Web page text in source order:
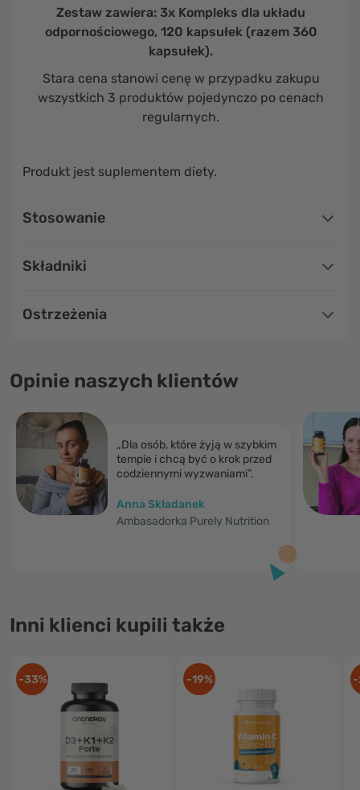
Zestaw zawiera: 3x Kompleks dla układu
odpornościowego, 120 kapsułek (razem 360
kapsułek).
Stara cena stanowi cenę w przypadku zakupu
wszystkich 3 produktów pojedynczo po cenach
regularnych.
Produkt jest suplementem diety.
Stosowanie
Składniki
Ostrzeżenia
Opinie naszych klientów
„Dla osób, które żyją w szybkim
tempie i chcą być o krok przed
codziennymi wyzwaniami”.
Anna Składanek
Ambasadorka Purely Nutrition
Inni klienci kupili także
-33% -19% -